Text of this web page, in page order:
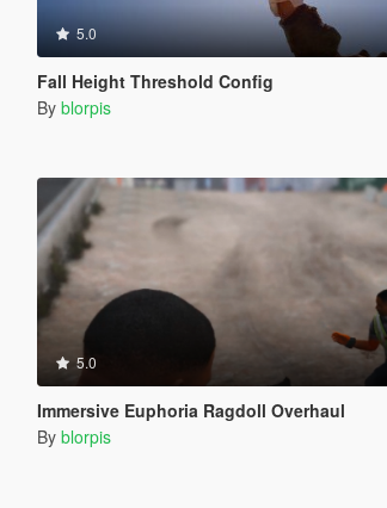
5.0
Fall Height Threshold Config
By blorpis
5.0
Immersive Euphoria Ragdoll Overhaul
By blorpis